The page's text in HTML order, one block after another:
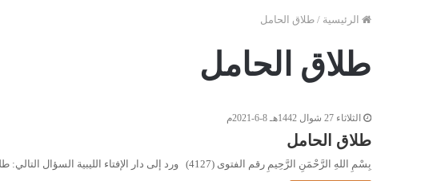
الرئيسية / طلاق الحامل
طلاق الحامل
الثلاثاء 27 شوال 1442هـ 8-6-2021م
طلاق الحامل
بِسْمِ اللهِ الرَّحْمَنِ الرَّحِيمِ رقم الفتوى (4127) ورد إلى دار الإفتاء الليبية السؤال التالي: طلقت زوجتي وهي حامل، ثم…